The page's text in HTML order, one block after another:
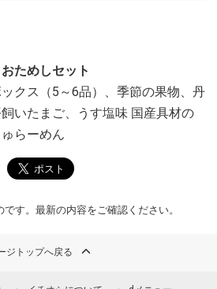
ためしセット
クス（5～6品）、季節の果物、丹
いたまご、うす塩味 国産具材の
らーめん
す。最新の内容をご確認ください。
ジトップへ戻る